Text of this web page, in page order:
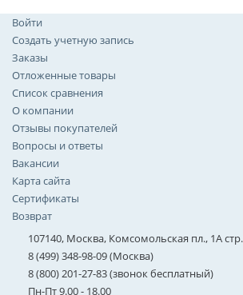
Войти
Создать учетную запись
Заказы
Отложенные товары
Список сравнения
О компании
Отзывы покупателей
Вопросы и ответы
Вакансии
Карта сайта
Сертификаты
Возврат
107140, Москва, Комсомольская пл., 1А
8 (499) 348-98-09 (Москва)
8 (800) 201-27-83 (звонок бесплатный)
Пн-Пт 9.00 - 18.00